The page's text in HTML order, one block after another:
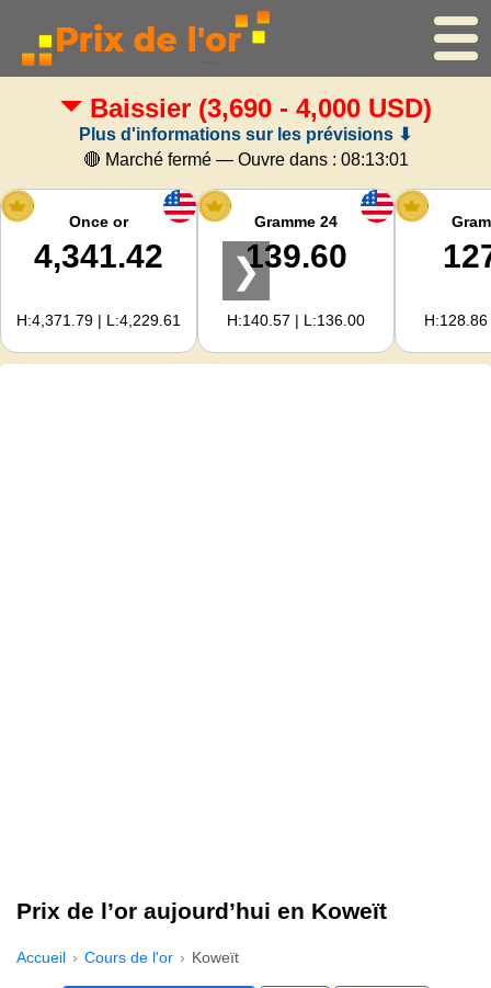
Accueil
Cours de l'or
Cours de l'argent
Calculateur d'or
Pour les Webmasters
Baissier(3,690 - 4,000 USD)
Plus d'informations sur les prévisions ⬇
🔴 Marché fermé — Ouvre dans : 08:13:00
Once or
4,341.42
H:4,371.79 | L:4,229.61
Gramme 24
139.60
H:140.57 | L:136.00
❯
Prix de l’or aujourd’hui en Koweït
Accueil Cours de l'or Koweït